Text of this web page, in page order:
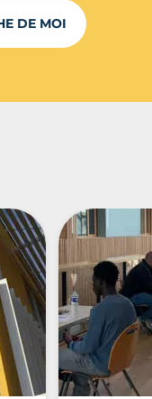
DE MOI